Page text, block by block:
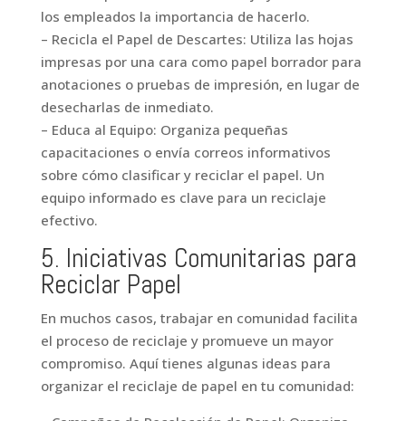
los empleados la importancia de hacerlo.
– Recicla el Papel de Descartes: Utiliza las hojas
impresas por una cara como papel borrador para
anotaciones o pruebas de impresión, en lugar de
desecharlas de inmediato.
– Educa al Equipo: Organiza pequeñas
capacitaciones o envía correos informativos
sobre cómo clasificar y reciclar el papel. Un
equipo informado es clave para un reciclaje
efectivo.
5. Iniciativas Comunitarias para
Reciclar Papel
En muchos casos, trabajar en comunidad facilita
el proceso de reciclaje y promueve un mayor
compromiso. Aquí tienes algunas ideas para
organizar el reciclaje de papel en tu comunidad: